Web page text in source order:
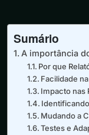
Sumário
A importância
Por que
Facilidade
Impacto nas
Mudando a
Testes e